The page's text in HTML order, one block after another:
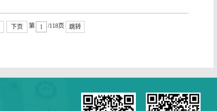
下页 第 /118页 跳转